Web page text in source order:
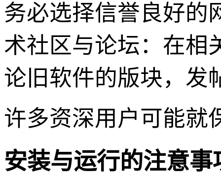
务必选择信誉良好的
术社区与论坛：在相
论旧软件的版块，发
许多资深用户可能就
安装与运行的注意事